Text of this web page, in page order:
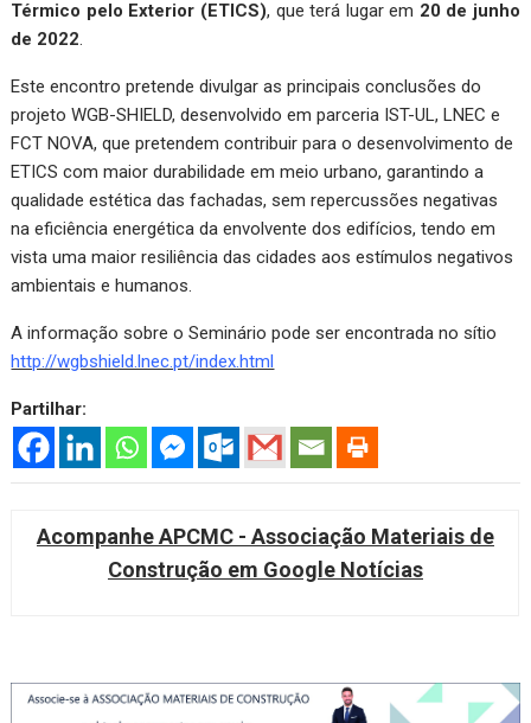
Térmico pelo Exterior (ETICS), que terá lugar em 20 de junho
de 2022
Este encontro pretende divulgar as principais conclusões do
projeto WGB-SHIELD, desenvolvido em parceria IST-UL, LNEC e
FCT NOVA, que pretendem contribuir para o desenvolvimento de
ETICS com maior durabilidade em meio urbano, garantindo a
qualidade estética das fachadas, sem repercussões negativas
na eficiência energética da envolvente dos edifícios, tendo em
vista uma maior resiliência das cidades aos estímulos negativos
ambientais e humanos.
A informação sobre o Seminário pode ser encontrada no sítio
http://wgbshield.lnec.pt/index.html
Partilhar:
Acompanhe APCMC - Associação Materiais de
Construção em Google Notícias